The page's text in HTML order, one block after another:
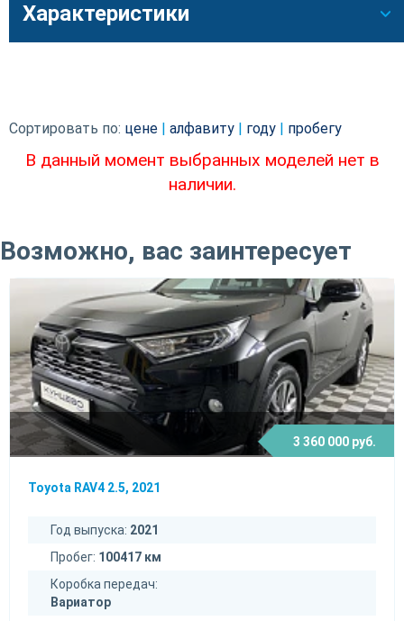
Характеристики
Сортировать по: цене алфавиту году пробегу
В данный момент выбранных моделей нет в
наличии.
Возможно, вас заинтересует
3 360 000 руб.
Toyota RAV4 2.5, 2021
Год выпуска: 2021
Пробег: 100417 км
Коробка передач:
Вариатор